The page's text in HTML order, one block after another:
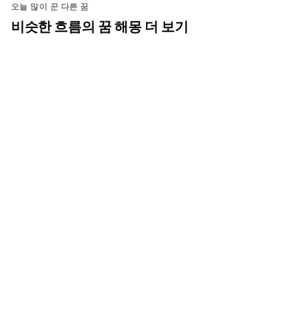
오늘 많이 꾼 다른 꿈
비슷한 흐름의 꿈 해몽 더 보기